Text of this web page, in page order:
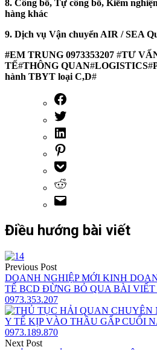
8. Công bố, Tự công bố, Kiểm
hàng khác
9. Dịch vụ Vận chuyển AIR / SEA
#EM TRUNG 0973353207 #TƯ
TẾ#THÔNG QUAN#LOGISTICS#
hành TBYT loại C,D#
Điều hướng bài viết
Previous Post
DOANH NGHIỆP MỚI KINH
TẾ BCD ĐỪNG BỎ QUA BÀI
0973.353.207
Next Post